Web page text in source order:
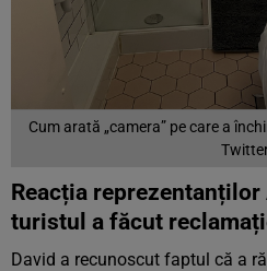
Cum arată „camera” pe care a
Reacția
turistul a făcut
David a recunoscut faptul că a